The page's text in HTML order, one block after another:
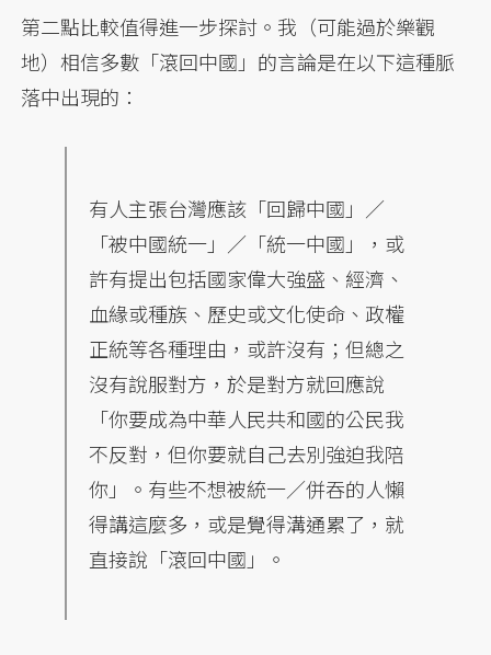
第二點比較值得進一步探討。我（可能過於樂觀
地）相信多數「滾回中國」的言論是在以下這種脈
落中出現的：
有人主張台灣應該「回歸中國」／
「被中國統一」／「統一中國」，或
許有提出包括國家偉大強盛、經濟、
血緣或種族、歷史或文化使命、政權
正統等各種理由，或許沒有；但總之
沒有說服對方，於是對方就回應說
「你要成為中華人民共和國的公民我
不反對，但你要就自己去別強迫我陪
你」。有些不想被統一／併吞的人懶
得講這麼多，或是覺得溝通累了，就
直接說「滾回中國」。